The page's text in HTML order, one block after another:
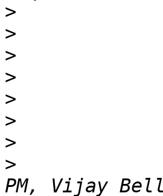
>
>
>
>
>
>
>
> On